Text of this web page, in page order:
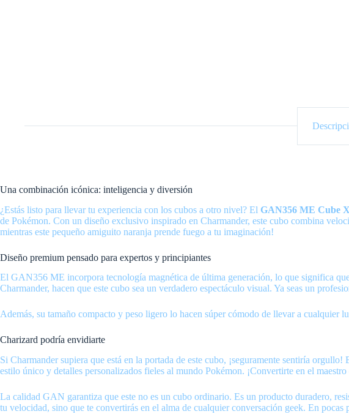
Una combinación icónica: inteligencia y diversión
¿Estás listo para llevar tu experiencia con los cubos a otro nivel? El GAN356 ME Cube
de Pokémon. Con un diseño exclusivo inspirado en Charmander, este cubo combina
mientras este pequeño amiguito naranja prende fuego a tu imaginación!
Diseño premium pensado para expertos y principiantes
El GAN356 ME incorpora tecnología magnética de última generación, lo que significa
Charmander, hacen que este cubo sea un verdadero espectáculo visual. Ya seas un
Además, su tamaño compacto y peso ligero lo hacen súper cómodo de llevar a
Charizard podría envidiarte
Si Charmander supiera que está en la portada de este cubo, ¡seguramente sentiría
estilo único y detalles personalizados fieles al mundo Pokémon. ¡Convertirte en el
La calidad GAN garantiza que este no es un cubo ordinario. Es un producto duradero,
tu velocidad, sino que te convertirás en el alma de cualquier conversación geek. En